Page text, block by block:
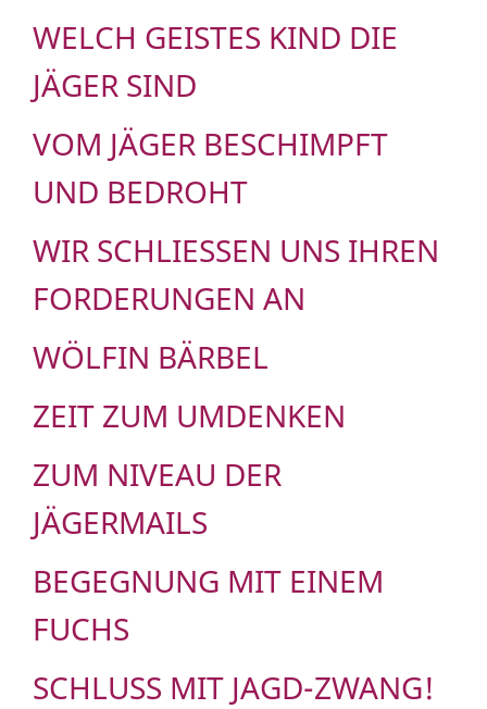
WELCH GEISTES KIND DIE
JÄGER SIND
VOM JÄGER BESCHIMPFT
UND BEDROHT
WIR SCHLIESSEN UNS IHREN F
ORDERUNGEN AN
WÖLFIN BÄRBEL
ZEIT ZUM UMDENKEN
ZUM NIVEAU DER
JÄGERMAILS
BEGEGNUNG MIT EINEM
FUCHS
SCHLUSS MIT JAGD-ZWANG!